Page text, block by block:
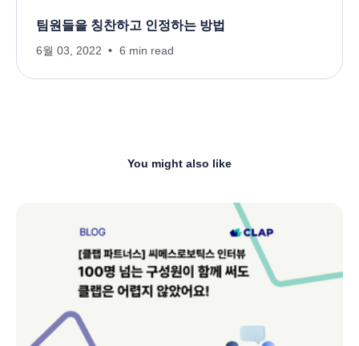
팀원들을 칭찬하고 인정하는 방법
6월 03, 2022 6 min read
You might also like